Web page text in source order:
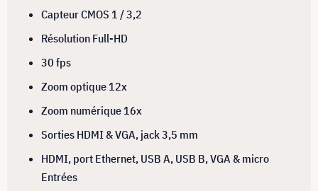
Capteur CMOS 1 / 3,2
Résolution Full-HD
30 fps
Zoom optique 12x
Zoom numérique 16x
Sorties HDMI & VGA, jack 3,5 mm
HDMI, port Ethernet, USB A, USB B, VGA & micro
Entrées